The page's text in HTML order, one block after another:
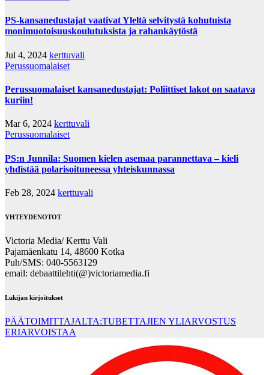
PS-kansanedustajat vaativat Yleltä selvitystä kohutuista
monimuotoisuuskoulutuksista ja rahankäytöstä
Jul 4, 2024 kerttuvali
Perussuomalaiset
Perussuomalaiset kansanedustajat: Poliittiset lakot on saatava
kuriin!
Mar 6, 2024 kerttuvali
Perussuomalaiset
PS:n Junnila: Suomen kielen asemaa parannettava – kieli
yhdistää polarisoituneessa yhteiskunnassa
Feb 28, 2024 kerttuvali
YHTEYDENOTOT
Victoria Media/ Kerttu Vali
Pajamäenkatu 14, 48600 Kotka
Puh/SMS: 040-5563129
email: debaattilehti(@)victoriamedia.fi
Lukijan kirjoitukset
PÄÄTOIMITTAJALTA:TUBETTAJIEN YLIARVOSTUS
ERIARVOISTAA